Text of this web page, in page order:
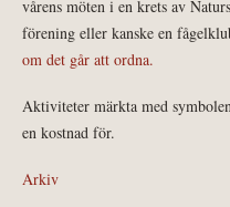
vårens möten i en krets av
förening eller kanske en
om det går att ordna.
Aktiviteter märkta med
en kostnad för.
Arkiv